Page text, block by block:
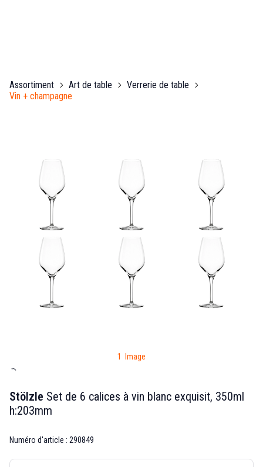
Assortiment Art de table
Verrerie de table
Vin + champagne
1 Image
Stölzle Set de 6 calices à vin blanc exquisit, 350ml
h:203mm
Numéro d'article : 290849